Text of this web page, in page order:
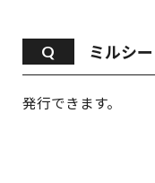
ミルシ
発行できます。